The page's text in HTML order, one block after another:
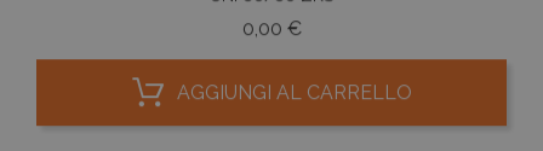
0,00 €Prezzo
AGGIUNGI AL CARRELLO